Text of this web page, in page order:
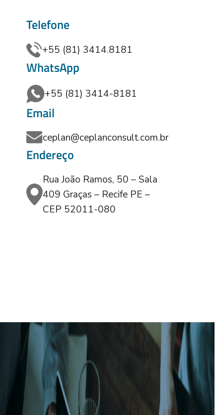
Telefone
+55 (81) 3414.8181
WhatsApp
+55 (81) 3414-8181
Email
ceplan@ceplanconsult.com.br
Endereço
Rua João Ramos, 50 – Sala
409 Graças – Recife PE –
CEP 52011-080